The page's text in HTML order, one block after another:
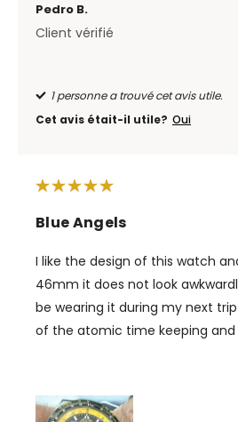
Pedro B.
Client vérifié
1 personne a trouvé cet avis utile.
Cet avis était-il utile? Oui
Blue Angels
I like the design of this watch
46mm it does not look
be wearing it during my next
of the atomic time keeping and